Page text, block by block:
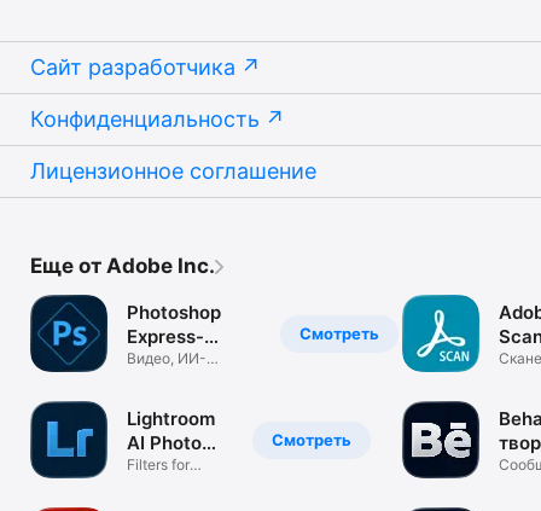
Сайт разработчика
Конфиденциальность
Лицензионное соглашение
Еще от Adobe Inc.
Смотреть
Photoshop
Express-
Фоторедактор
Видео, ИИ-
Смотреть
Lightroom
AI Photo
Enhancer
Filters for